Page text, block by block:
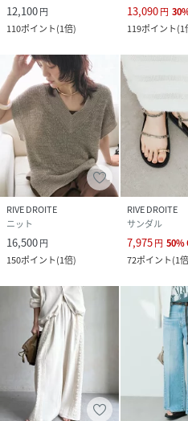
12,100円
110ポイント(1倍)
13,090円 30
119ポイント(1
RIVE DROITE
ニット
16,500円
150ポイント(1倍)
RIVE DROITE
サンダル
7,975円 50%
72ポイント(1倍